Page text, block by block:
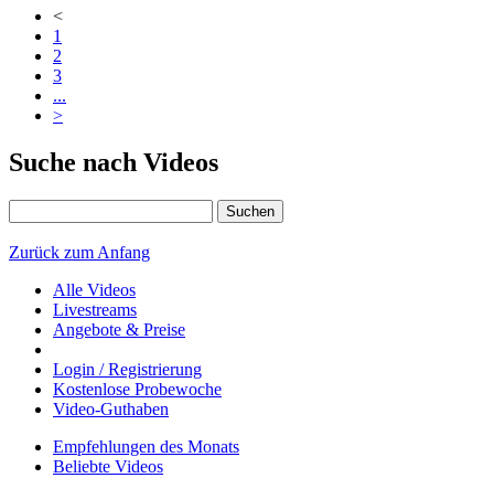
<
1
2
3
...
>
Suche nach Videos
Suchen
Zurück zum Anfang
Alle Videos
Livestreams
Angebote & Preise
Login / Registrierung
Kostenlose Probewoche
Video-Guthaben
Empfehlungen des Monats
Beliebte Videos